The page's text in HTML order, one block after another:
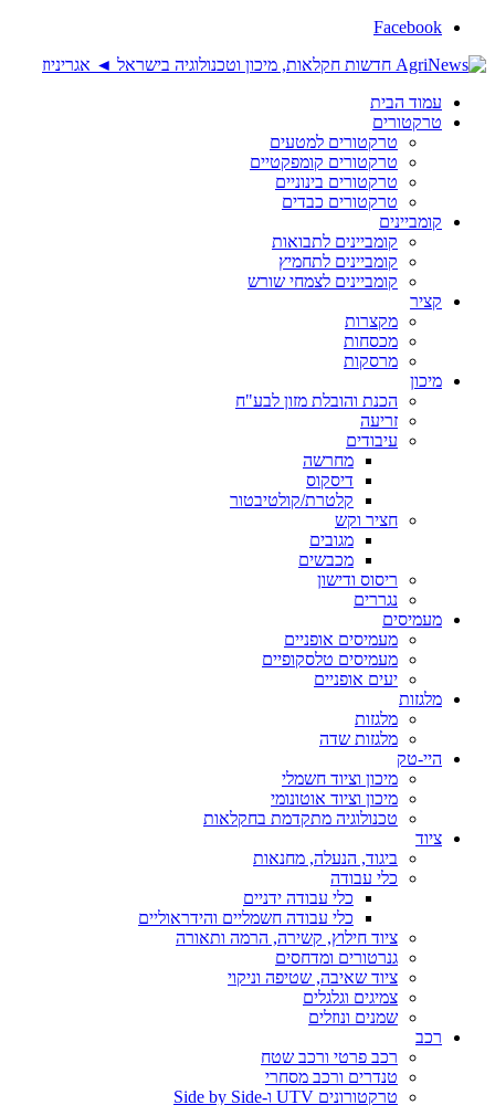
Facebook
עמוד הבית
טרקטורים
טרקטורים למטעים
טרקטורים קומפקטיים
טרקטורים בינוניים
טרקטורים כבדים
קומביינים
קומביינים לתבואות
קומביינים לתחמיץ
קומביינים לצמחי שורש
קציר
מקצרות
מכסחות
מרסקות
מיכון
הכנת והובלת מזון לבע"ח
זריעה
עיבודים
מחרשה
דיסקוס
קלטרת/קולטיבטור
חציר וקש
מגובים
מכבשים
ריסוס ודישון
נגררים
מעמיסים
מעמיסים אופניים
מעמיסים טלסקופיים
יעים אופניים
מלגזות
מלגזות
מלגזות שדה
היי-טק
מיכון וציוד חשמלי
מיכון וציוד אוטונומי
טכנולוגיה מתקדמת בחקלאות
ציוד
ביגוד, הנעלה, מחנאות
כלי עבודה
כלי עבודה ידניים
כלי עבודה חשמליים והידראוליים
ציוד חילוץ, קשירה, הרמה ותאורה
גנרטורים ומדחסים
ציוד שאיבה, שטיפה וניקוי
צמיגים וגלגלים
שמנים ונוזלים
רכב
רכב פרטי ורכב שטח
טנדרים ורכב מסחרי
טרקטורונים UTV ו-Side by Side